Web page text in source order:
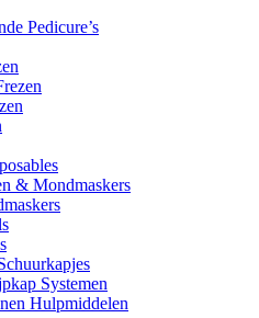
Pedicure’s
& Mondmaskers
Systemen
Hulpmiddelen